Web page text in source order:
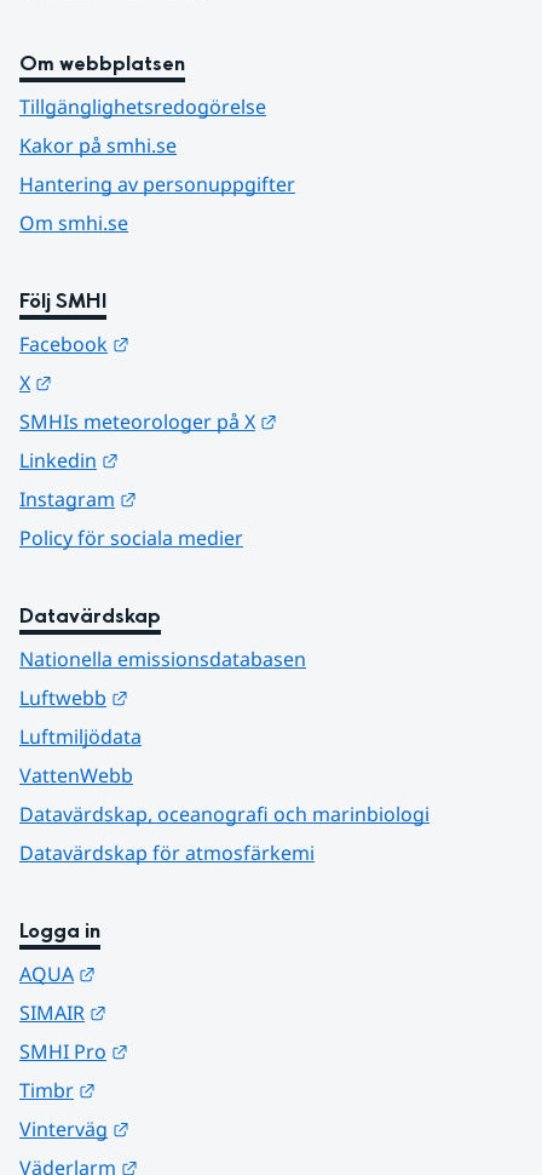
Om webbplatsen
Tillgänglighetsredogörelse
Kakor på smhi.se
Hantering av personuppgifter
Om smhi.se
Följ SMHI
Facebook
X
SMHIs meteorologer på X
Linkedin
Instagram
Policy för sociala medier
Datavärdskap
Nationella emissionsdatabasen
Luftwebb
Luftmiljödata
VattenWebb
Datavärdskap, oceanografi och marinbiologi
Datavärdskap för atmosfärkemi
Logga in
AQUA
SIMAIR
SMHI Pro
Timbr
Vinterväg
Väderlarm